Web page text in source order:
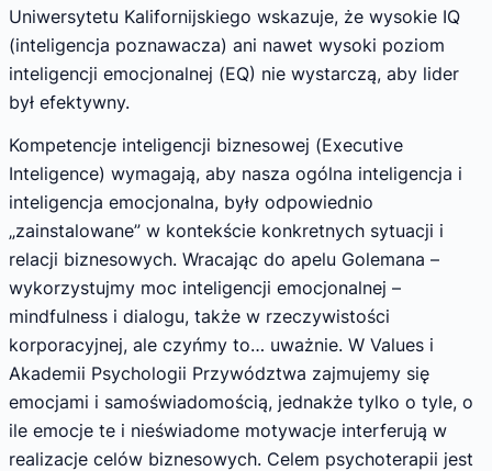
Uniwersytetu Kalifornijskiego wskazuje, że wysokie IQ
(inteligencja poznawacza) ani nawet wysoki poziom
inteligencji emocjonalnej (EQ) nie wystarczą, aby lider
był efektywny.
Kompetencje inteligencji biznesowej (Executive
Inteligence) wymagają, aby nasza ogólna inteligencja i
inteligencja emocjonalna, były odpowiednio
„zainstalowane” w kontekście konkretnych sytuacji i
relacji biznesowych. Wracając do apelu Golemana –
wykorzystujmy moc inteligencji emocjonalnej –
mindfulness i dialogu, także w rzeczywistości
korporacyjnej, ale czyńmy to… uważnie. W Values i
Akademii Psychologii Przywództwa zajmujemy się
emocjami i samoświadomością, jednakże tylko o tyle, o
ile emocje te i nieświadome motywacje interferują w
realizacje celów biznesowych. Celem psychoterapii jest